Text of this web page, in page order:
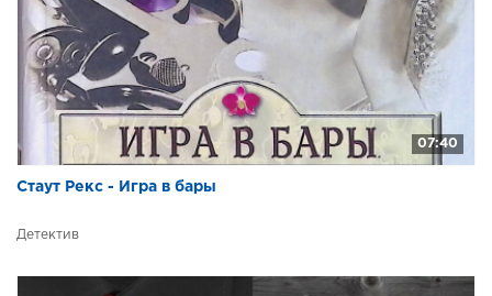
07:40
Стаут Рекс - Игра в бары
Детектив